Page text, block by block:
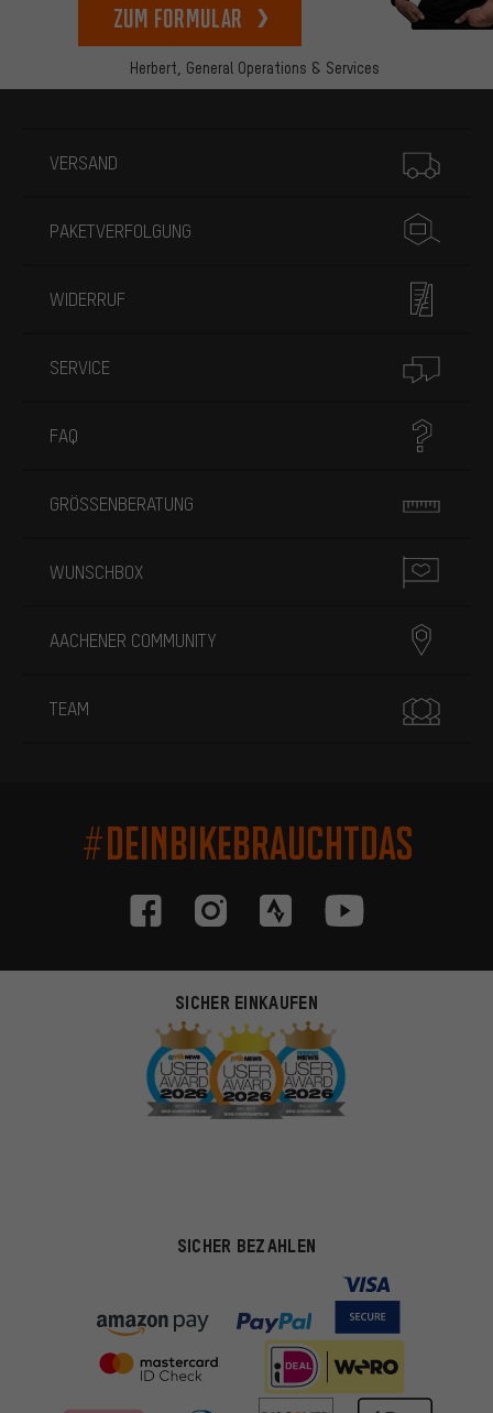
Herbert, General Operations & Services
zum Formular
VERSAND
PAKETVERFOLGUNG
WIDERRUF
SERVICE
FAQ
GRÖSSENBERATUNG
WUNSCHBOX
AACHENER COMMUNITY
TEAM
#DEINBIKEBRAUCHTDAS
SICHER EINKAUFEN
SICHER BEZAHLEN